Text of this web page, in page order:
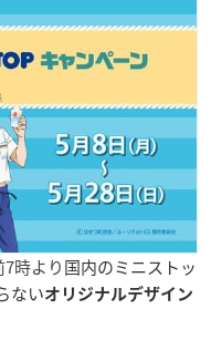
時より国内のミニストッ
ないオリジナルデザイン